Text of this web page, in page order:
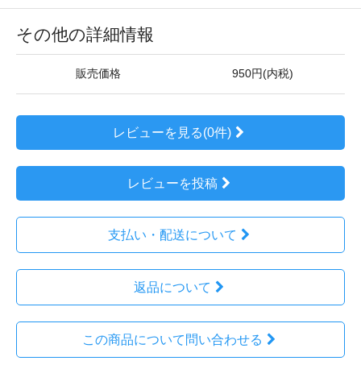
その他の詳細情報
販売価格 950円(内税)
レビューを見る(0件)
レビューを投稿
支払い・配送について
返品について
この商品について問い合わせる